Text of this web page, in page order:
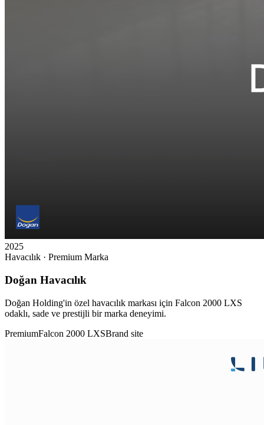
2025
Havacılık · Premium Marka
Doğan Havacılık
Doğan Holding'in özel havacılık markası için Falcon 2000 LXS
odaklı, sade ve prestijli bir marka deneyimi.
PremiumFalcon 2000 LXSBrand site